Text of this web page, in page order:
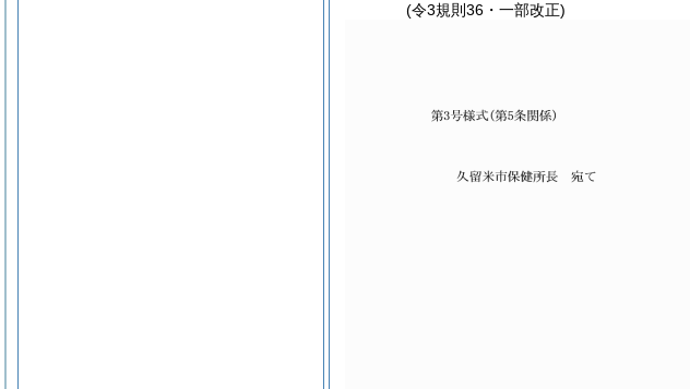
(令3規則36・一部改正)